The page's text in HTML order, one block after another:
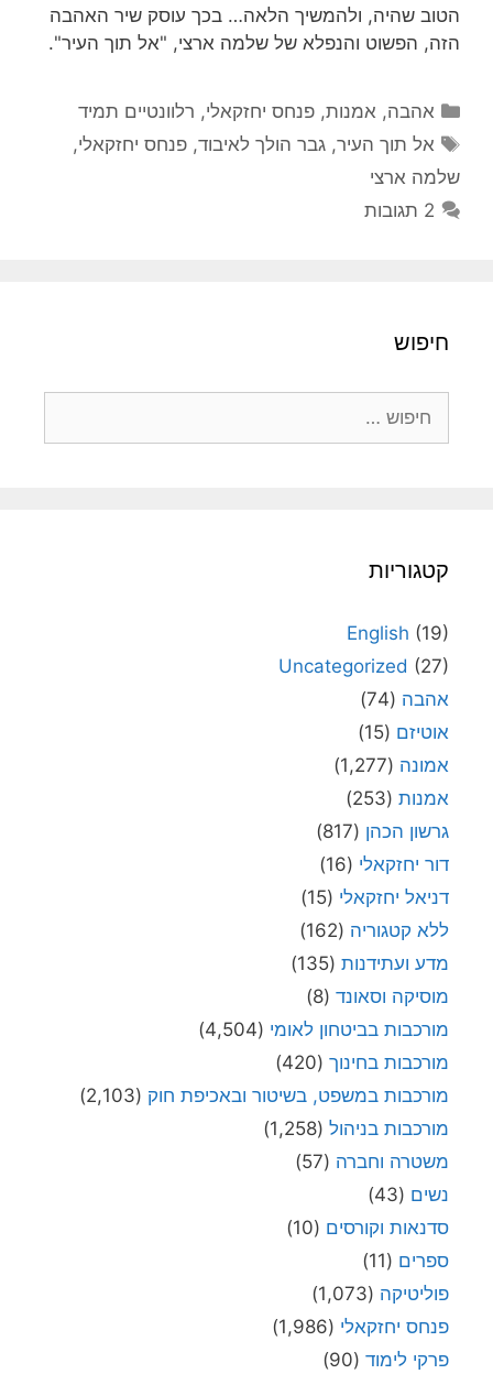
הטוב שהיה, ולהמשיך הלאה… בכך עוסק שיר האהבה
הזה, הפשוט והנפלא של שלמה ארצי, "אל תוך העיר".
קטגוריות
אהבה, אמנות,פנחס יחזקאלי, רלוונטיים תמיד
תגיות
אל תוך העיר,גבר הולך לאיבוד,פנחס יחזקאלי,
שלמה ארצי
2 תגובות
חיפוש
קטגוריות
English (19)
Uncategorized (27)
אהבה (74)
אוטיזם (15)
אמונה (1,277)
אמנות (253)
גרשון הכהן (817)
דור יחזקאלי (16)
דניאל יחזקאלי (15)
ללא קטגוריה (162)
מדע ועתידנות (135)
מוסיקה וסאונד (8)
מורכבות בביטחון לאומי (4,504)
מורכבות בחינוך (420)
מורכבות במשפט, בשיטור ובאכיפת חוק (2,103)
מורכבות בניהול (1,258)
משטרה וחברה (57)
נשים (43)
סדנאות וקורסים (10)
ספרים (11)
פוליטיקה (1,073)
פנחס יחזקאלי (1,986)
פרקי לימוד (90)